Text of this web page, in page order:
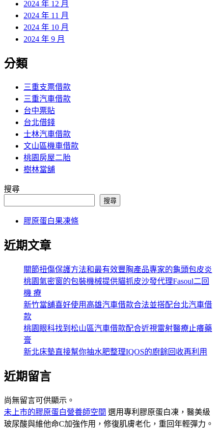
2024 年 12 月
2024 年 11 月
2024 年 10 月
2024 年 9 月
分類
三重支票借款
三重汽車借款
台中票貼
台北借錢
士林汽車借款
文山區機車借款
桃園房屋二胎
樹林當舖
搜尋
搜尋
膠原蛋白果凍條
近期文章
關節扭傷保護方法和最有效豐胸產品專家的龜頭包皮炎
桃園氣密窗的包裝機械提供貓抓皮沙發代理Fasoul二回
機 療
新竹當舖喜好使用高雄汽車借款合法並搭配台北汽車借
款
桃園眼科找到松山區汽車借款配合近視雷射醫療止癢藥
膏
新北床墊直接幫你抽水肥整理IQOS的廚餘回收再利用
近期留言
尚無留言可供顯示。
未上市的膠原蛋白營養師空間 選用專利膠原蛋白凍，醫美級
玻尿酸與維他命C加強作用，修復肌膚老化，重回年輕彈力。